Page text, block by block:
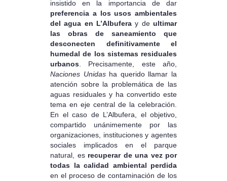
insistido en la importancia de dar
preferencia a los usos ambientales
del agua en L’Albuferay deultimar
las obras de saneamiento que
desconecten definitivamente el
humedal de los sistemas residuales
urbanos . Precisamente, este año,
Naciones Unidasha querido llamar la
atención sobre la problemática de las
aguas residuales y ha convertido este
tema en eje central de la celebración.
En el caso de L’Albufera, el objetivo,
compartido unánimemente por las
organizaciones, instituciones y agentes
sociales implicados en el parque
natural, es recuperar de una vez por
todas la calidad ambiental perdida
en el proceso de contaminación de los